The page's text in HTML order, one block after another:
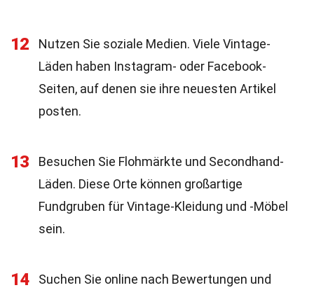
12
Nutzen Sie soziale Medien. Viele Vintage-
Läden haben Instagram- oder Facebook-
Seiten, auf denen sie ihre neuesten Artikel
posten.
13
Besuchen Sie Flohmärkte und Secondhand-
Läden. Diese Orte können großartige
Fundgruben für Vintage-Kleidung und -Möbel
sein.
14
Suchen Sie online nach Bewertungen und